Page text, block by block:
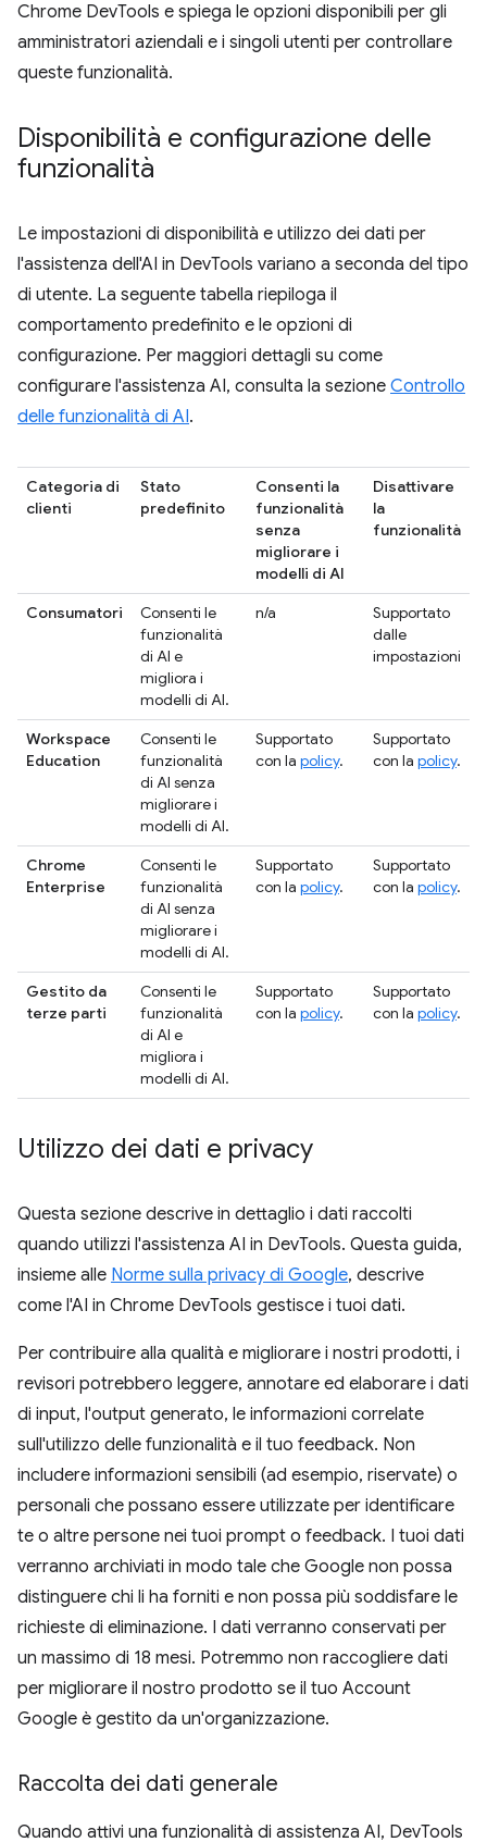
Chrome DevTools e spiega le opzioni disponibili per gli
amministratori aziendali e i singoli utenti per controllare
queste funzionalità.
Disponibilità e configurazione delle
funzionalità
Le impostazioni di disponibilità e utilizzo dei dati per
l'assistenza dell'AI in DevTools variano a seconda del tipo
di utente. La seguente tabella riepiloga il
comportamento predefinito e le opzioni di
configurazione. Per maggiori dettagli su come
configurare l'assistenza AI, consulta la sezione Controllo
delle funzionalità di AI.
Categoria di
clienti
Stato
predefinito
Consenti la
funzionalità
senza
migliorare i
modelli di AI
Disattivare
la
funzionalità
Consumatori
Consenti le
funzionalità
di AI e
migliora i
modelli di AI.
n/a
Supportato
dalle
impostazioni
Workspace
Education
Consenti le
funzionalità
di AI senza
migliorare i
modelli di AI.
Supportato
con la policy.
Supportato
con la policy.
Chrome
Enterprise
Consenti le
funzionalità
di AI senza
migliorare i
modelli di AI.
Supportato
con la policy.
Supportato
con la policy.
Gestito da
terze parti
Consenti le
funzionalità
di AI e
migliora i
modelli di AI.
Supportato
con la policy.
Supportato
con la policy.
Utilizzo dei dati e privacy
Questa sezione descrive in dettaglio i dati raccolti
quando utilizzi l'assistenza AI in DevTools. Questa guida,
insieme alle Norme sulla privacy di Google, descrive
come l'AI in Chrome DevTools gestisce i tuoi dati.
Per contribuire alla qualità e migliorare i nostri prodotti, i
revisori potrebbero leggere, annotare ed elaborare i dati
di input, l'output generato, le informazioni correlate
sull'utilizzo delle funzionalità e il tuo feedback. Non
includere informazioni sensibili (ad esempio, riservate) o
personali che possano essere utilizzate per identificare
te o altre persone nei tuoi prompt o feedback. I tuoi dati
verranno archiviati in modo tale che Google non possa
distinguere chi li ha forniti e non possa più soddisfare le
richieste di eliminazione. I dati verranno conservati per
un massimo di 18 mesi. Potremmo non raccogliere dati
per migliorare il nostro prodotto se il tuo Account
Google è gestito da un'organizzazione.
Raccolta dei dati generale
Quando attivi una funzionalità di assistenza AI, DevTools